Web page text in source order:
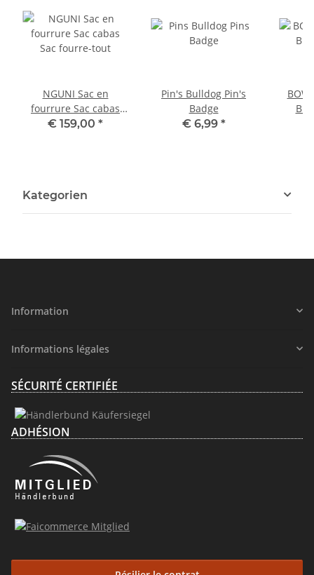
NGUNI Sac en
fourrure Sac cabas
Sac fourre-tout
€ 159,00 *
Pin's Bulldog Pin's
Badge
€ 6,99 *
Kategorien
Information
Informations légales
SÉCURITÉ CERTIFIÉE
ADHÉSION